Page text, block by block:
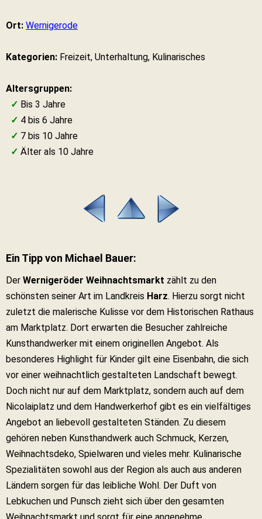
Ort: Wernigerode
Kategorien: Freizeit, Unterhaltung, Kulinarisches
Altersgruppen:
✓ Bis 3 Jahre
✓ 4 bis 6 Jahre
✓ 7 bis 10 Jahre
✓ Älter als 10 Jahre
Ein Tipp von Michael Bauer:
Der Wernigeröder Weihnachtsmarkt zählt zu den
schönsten seiner Art im Landkreis Harz. Hierzu sorgt nicht
zuletzt die malerische Kulisse vor dem Historischen Rathaus
am Marktplatz. Dort erwarten die Besucher zahlreiche
Kunsthandwerker mit einem originellen Angebot. Als
besonderes Highlight für Kinder gilt eine Eisenbahn, die sich
vor einer weihnachtlich gestalteten Landschaft bewegt.
Doch nicht nur auf dem Marktplatz, sondern auch auf dem
Nicolaiplatz und dem Handwerkerhof gibt es ein vielfältiges
Angebot an liebevoll gestalteten Ständen. Zu diesem
gehören neben Kunsthandwerk auch Schmuck, Kerzen,
Weihnachtsdeko, Spielwaren und vieles mehr. Kulinarische
Spezialitäten sowohl aus der Region als auch aus anderen
Ländern sorgen für das leibliche Wohl. Der Duft von
Lebkuchen und Punsch zieht sich über den gesamten